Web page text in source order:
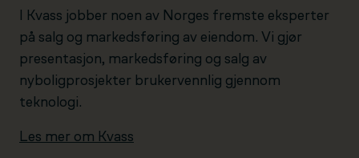
I Kvass jobber noen av Norges fremste eksperter
på salg og markedsføring av eiendom. Vi gjør
presentasjon, markedsføring og salg av
nyboligprosjekter brukervennlig gjennom
teknologi.
Les mer om Kvass